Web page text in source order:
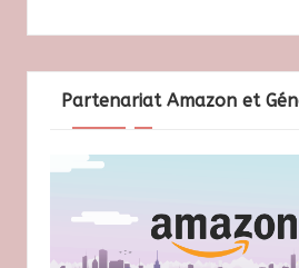
Partenariat Amazon et